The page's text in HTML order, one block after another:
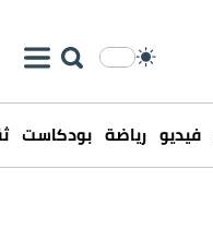
فيديو رياضة بودكاست